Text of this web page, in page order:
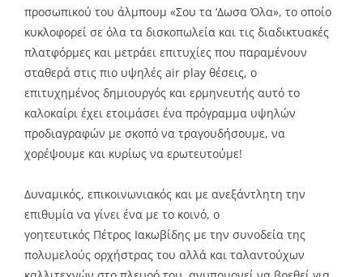
προσωπικού του άλμπουμ «Σου τα ‘Δωσα Όλα», το οποίο
κυκλοφορεί σε όλα τα δισκοπωλεία και τις διαδικτυακές
πλατφόρμες και μετράει επιτυχίες που παραμένουν
σταθερά στις πιο υψηλές air play θέσεις, ο
επιτυχημένος δημιουργός και ερμηνευτής αυτό το
καλοκαίρι έχει ετοιμάσει ένα πρόγραμμα υψηλών
προδιαγραφών με σκοπό να τραγουδήσουμε, να
χορέψουμε και κυρίως να ερωτευτούμε!
Δυναμικός, επικοινωνιακός και με ανεξάντλητη την
επιθυμία να γίνει ένα με το κοινό, ο
γοητευτικός Πέτρος Ιακωβίδης με την συνοδεία της
πολυμελούς ορχήστρας του αλλά και ταλαντούχων